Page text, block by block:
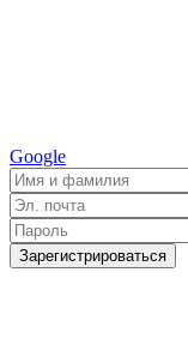
Google
Зарегистрироваться